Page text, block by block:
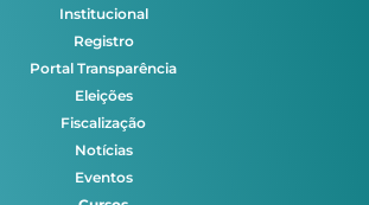
Institucional
Registro
Portal Transparência
Eleições
Fiscalização
Notícias
Eventos